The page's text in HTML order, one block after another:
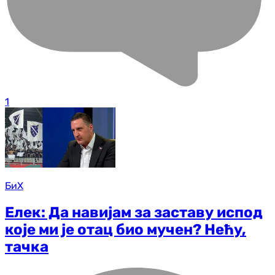
1
БиХ
Елек: Да навијам за заставу испод
које ми је отац био мучен? Нећу,
тачка